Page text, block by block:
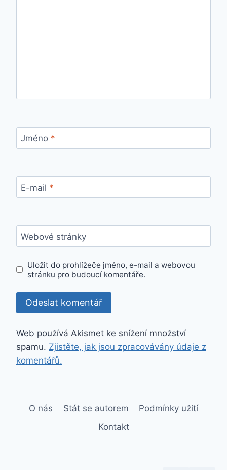
Jméno *
E-mail *
Webové stránky
Uložit do prohlížeče jméno, e-mail a webovou
stránku pro budoucí komentáře.
Web používá Akismet ke snížení množství
spamu. Zjistěte, jak jsou zpracovávány údaje z
komentářů.
O nás Stát se autorem
Podmínky užití
Kontakt